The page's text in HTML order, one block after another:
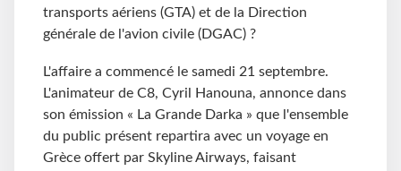
transports aériens (GTA) et de la Direction
générale de l'avion civile (DGAC) ?
L'affaire a commencé le samedi 21 septembre.
L'animateur de C8, Cyril Hanouna, annonce dans
son émission « La Grande Darka » que l'ensemble
du public présent repartira avec un voyage en
Grèce offert par Skyline Airways, faisant